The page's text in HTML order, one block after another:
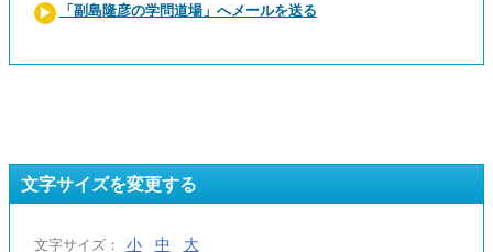
「副島隆彦の学問道場」へメールを送る
文字サイズを変更する
文字サイズ： 小 中 大